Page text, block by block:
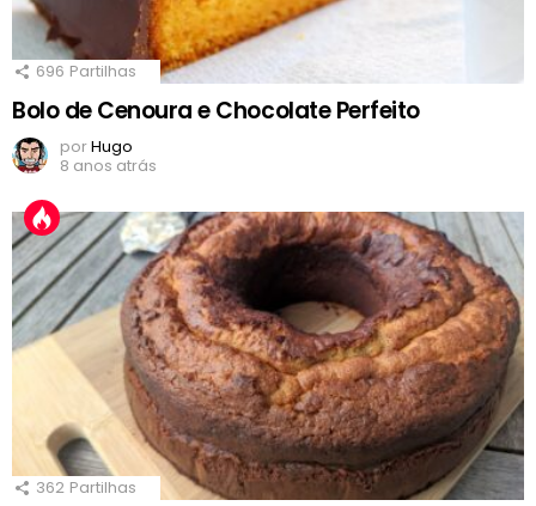
696 Partilhas
Bolo de Cenoura e Chocolate Perfeito
porHugo
8 anos atrás
362 Partilhas